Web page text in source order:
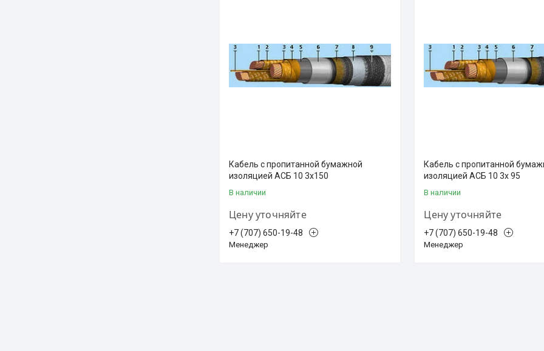
Кабель с пропитанной бумажной
изоляцией АСБ 10 3х150
В наличии
Цену уточняйте
+7 (707) 650-19-48
Менеджер
Кабель с пропитанной
изоляцией АСБ 10 3х 95
В наличии
Цену уточняйте
+7 (707) 650-19-48
Менеджер